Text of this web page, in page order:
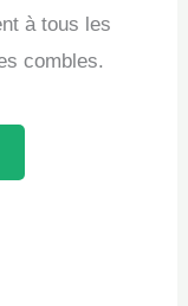
à tous les
combles.